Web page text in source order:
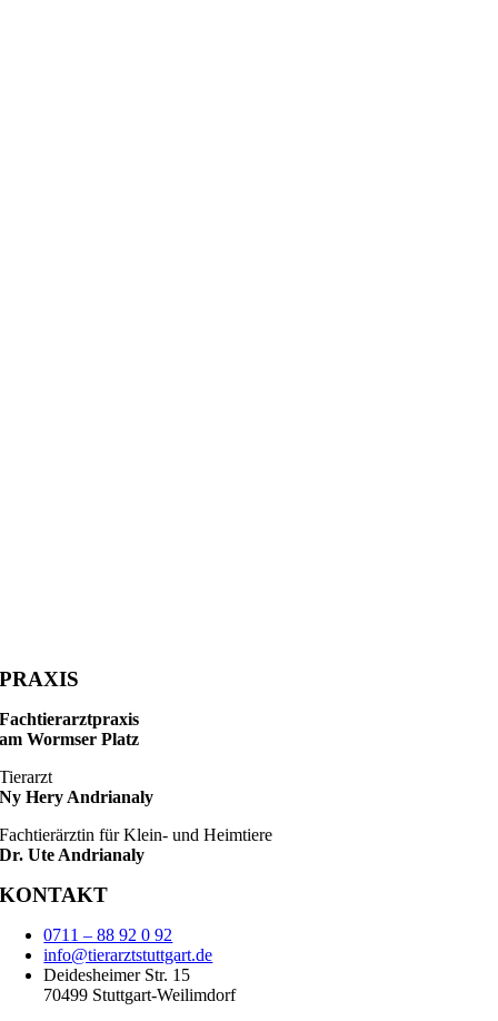
PRAXIS
Fachtierarztpraxis
am Wormser Platz
Tierarzt
Ny Hery Andrianaly
Fachtierärztin für Klein- und Heimtiere
Dr. Ute Andrianaly
KONTAKT
0711 – 88 92 0 92
info@tierarztstuttgart.de
Deidesheimer Str. 15
70499 Stuttgart-Weilimdorf